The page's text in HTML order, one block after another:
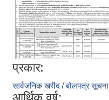
प्रकार:
सार्वजनिक खरीद / बोलपत्र सूचना